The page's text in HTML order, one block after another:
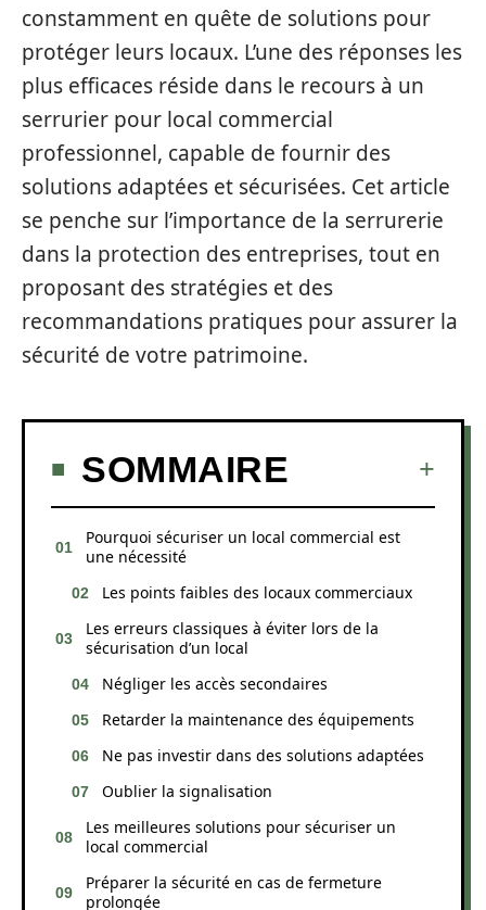
constamment en quête de solutions pour
protéger leurs locaux. L’une des réponses les
plus efficaces réside dans le recours à un
serrurier pour local commercial
professionnel, capable de fournir des
solutions adaptées et sécurisées. Cet article
se penche sur l’importance de la serrurerie
dans la protection des entreprises, tout en
proposant des stratégies et des
recommandations pratiques pour assurer la
sécurité de votre patrimoine.
SOMMAIRE
Pourquoi sécuriser un local commercial est
une nécessité
Les points faibles des locaux commerciaux
Les erreurs classiques à éviter lors de la
sécurisation d’un local
Négliger les accès secondaires
Retarder la maintenance des équipements
Ne pas investir dans des solutions adaptées
Oublier la signalisation
Les meilleures solutions pour sécuriser un
local commercial
Préparer la sécurité en cas de fermeture
prolongée